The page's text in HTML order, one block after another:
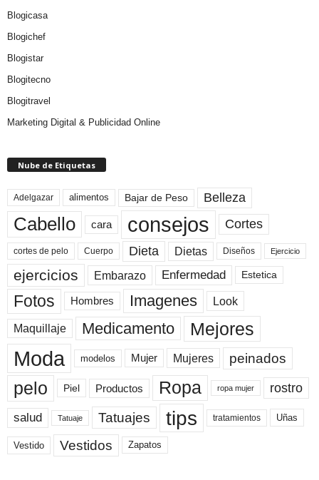
Blogicasa
Blogichef
Blogistar
Blogitecno
Blogitravel
Marketing Digital & Publicidad Online
Nube de Etiquetas
Adelgazar alimentos Bajar de Peso Belleza
Cabello cara consejos Cortes
cortes de pelo Cuerpo Dieta Dietas Diseños Ejercicio
ejercicios Embarazo Enfermedad Estetica
Fotos Hombres Imagenes Look
Maquillaje Medicamento Mejores
Moda modelos Mujer Mujeres peinados
pelo Piel Productos Ropa ropa mujer rostro
salud Tatuaje Tatuajes tips tratamientos Uñas
Vestido Vestidos Zapatos